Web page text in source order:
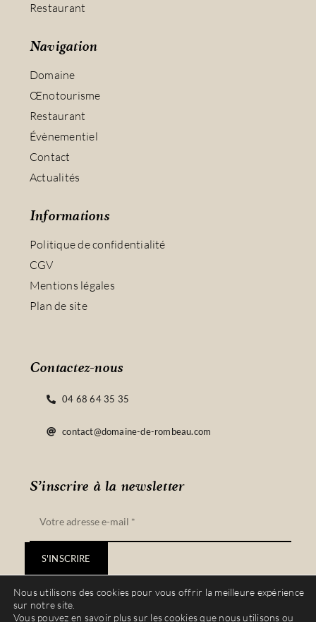
Restaurant
Navigation
Domaine
Œnotourisme
Restaurant
Évènementiel
Contact
Actualités
Informations
Politique de confidentialité
CGV
Mentions légales
Plan de site
S’inscrire à la newsletter
S'INSCRIRE
Contactez-nous
04 68 64 35 35
contact@domaine-de-rombeau.com
Nous utilisons des cookies pour vous offrir la meilleure expérience
sur notre site.
Vous pouvez en savoir plus sur les cookies que nous utilisons ou